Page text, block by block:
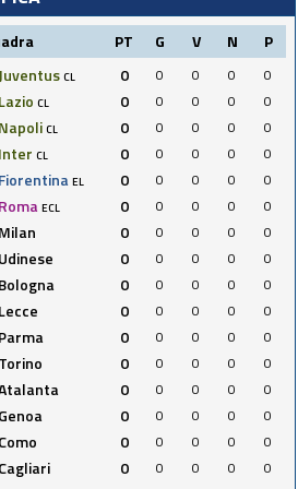
PT G V N P
Juventus CL 0 0 0 0
0
Lazio CL 0 0 0 0
0
Napoli CL 0 0 0 0
0
Inter CL 0 0 0 0
0
Fiorentina EL 0 0 0 0
0
Roma ECL 0 0 0 0
0
Milan 0 0 0 0
0
Udinese 0 0 0 0
0
Bologna 0 0 0 0
0
Lecce 0 0 0 0
0
Parma 0 0 0 0
0
Torino 0 0 0 0
0
0 0 0 0
0
Genoa 0 0 0 0
0
Como 0 0 0 0
0
Cagliari 0 0 0 0
0